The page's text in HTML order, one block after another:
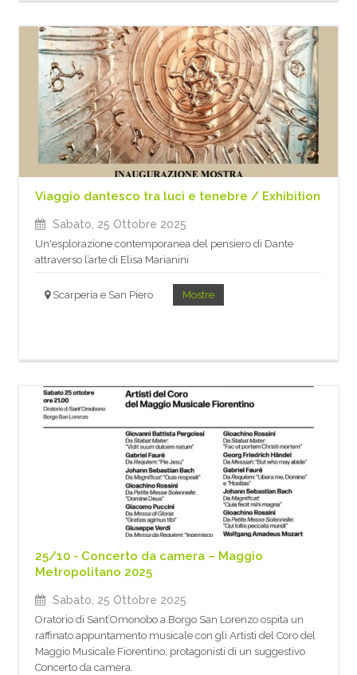
Viaggio dantesco tra luci e tenebre / Exhibition
Sabato, 25 Ottobre 2025
Un'esplorazione contemporanea del pensiero di Dante
attraverso l’arte di Elisa Marianini
Scarperia e San Piero Mostre
25/10 - Concerto da camera – Maggio
Metropolitano 2025
Sabato, 25 Ottobre 2025
Oratorio di Sant’Omonobo a Borgo San Lorenzo ospita un
raffinato appuntamento musicale con gli Artisti del Coro del
Maggio Musicale Fiorentino, protagonisti di un suggestivo
Concerto da camera.